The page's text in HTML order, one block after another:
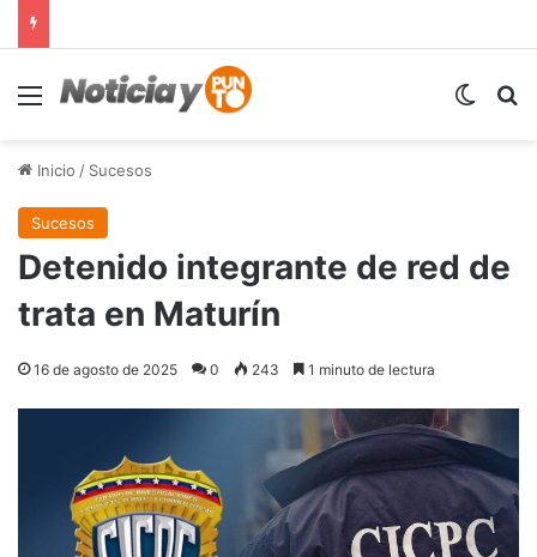
Menú
Inicio / Sucesos
Sucesos
Detenido integrante de red de
trata en Maturín
16 de agosto de 2025 0 243 1 minuto de lectura